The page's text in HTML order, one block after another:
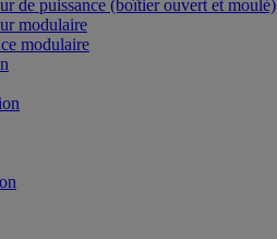
de puissance (boîtier ouvert et moulé)
modulaire
modulaire